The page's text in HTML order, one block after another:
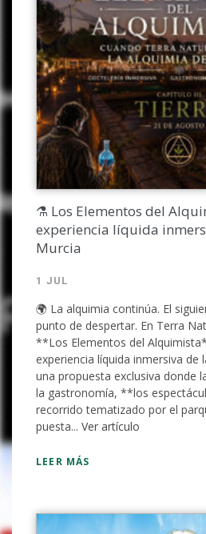
⚗️ Los Elementos del
experiencia líquida
Murcia
1 JUL
🌍 La alquimia continúa. El
punto de despertar. En Terra
**Los Elementos del
experiencia líquida inmersiva de
una propuesta exclusiva donde
la gastronomía, **los
recorrido tematizado por el
puesta... Ver artículo
LEER MÁS